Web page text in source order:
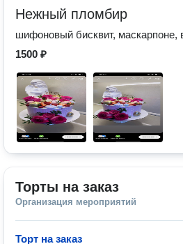
Нежный пломбир
шифоновый бисквит,
1500 ₽
Торты на заказ
Организация мероприятий
Торт на заказ